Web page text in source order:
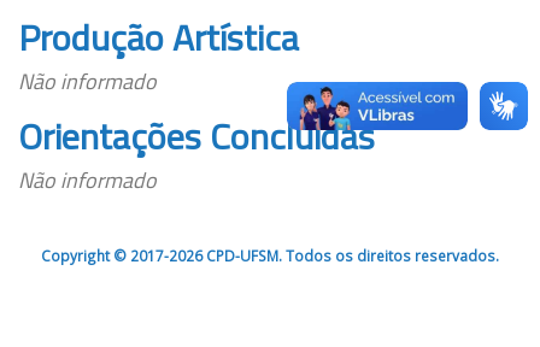
Produção Artística
Não informado
Orientações Concluídas
Não informado
Copyright © 2017-2026 CPD-UFSM. Todos os direitos reservados.